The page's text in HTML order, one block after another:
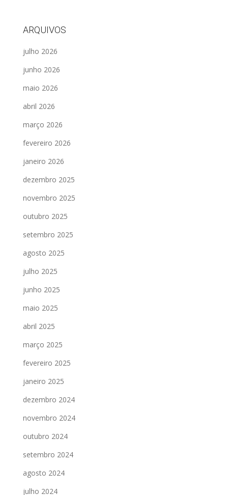
ARQUIVOS
julho 2026
junho 2026
maio 2026
abril 2026
março 2026
fevereiro 2026
janeiro 2026
dezembro 2025
novembro 2025
outubro 2025
setembro 2025
agosto 2025
julho 2025
junho 2025
maio 2025
abril 2025
março 2025
fevereiro 2025
janeiro 2025
dezembro 2024
novembro 2024
outubro 2024
setembro 2024
agosto 2024
julho 2024